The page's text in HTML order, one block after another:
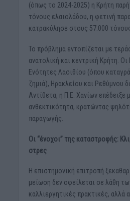
(όπως το 2024-2025) η Κρήτη
τόνους ελαιολάδου, η φετινή
κατρακύλησε στους 57.000
Το πρόβλημα εντοπίζεται με
ανατολική και κεντρική Κρήτη.
Ενότητες Λασιθίου (όπου
ζημιά), Ηρακλείου και Ρεθύμνου
Αντίθετα, η Π.Ε. Χανίων επέδειξε
ανθεκτικότητα, κρατώντας
παραγωγής.
Οι “ένοχοι” της καταστροφής:
στρες
Η επιστημονική επιτροπή
μείωση δεν οφείλεται σε λάθη
καλλιεργητικές πρακτικές, αλλά